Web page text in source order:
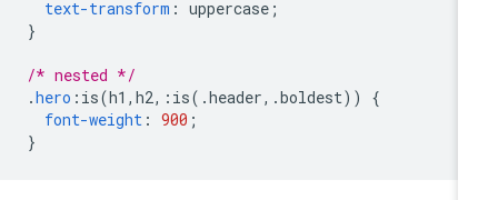
text-transform: uppercase
/* nested */
.hero:is ( h1, h2,: is(.header,.boldest ))
font-weight: 900